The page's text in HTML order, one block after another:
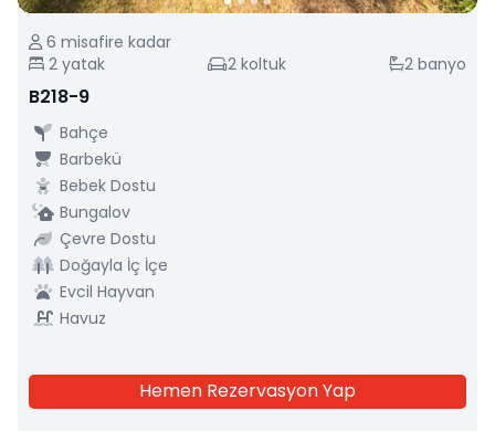
6 misafire kadar
2 yatak 2 koltuk 2 banyo
B218-9
Bahçe
Barbekü
Bebek Dostu
Bungalov
Çevre Dostu
Doğayla İç İçe
Evcil Hayvan
Havuz
Hemen Rezervasyon Yap